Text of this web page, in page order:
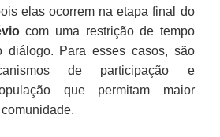
elas ocorrem na etapa final do
com uma restrição de tempo
diálogo. Para esses casos, são
de participação e
que permitam maior